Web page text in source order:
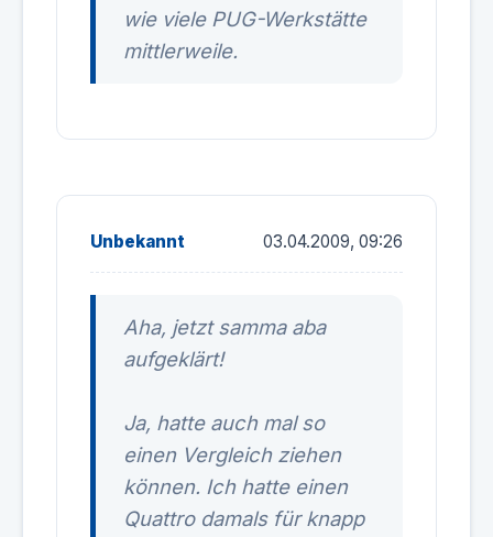
wie viele PUG-Werkstätte
mittlerweile.
Unbekannt 03.04.2009, 09:26
Aha, jetzt samma aba
aufgeklärt!
Ja, hatte auch mal so
einen Vergleich ziehen
können. Ich hatte einen
Quattro damals für knapp